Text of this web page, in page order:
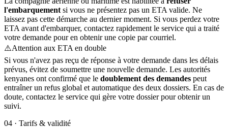
l'embarquement si vous ne présentez pas un ETA valide. Ne
laissez pas cette démarche au dernier moment. Si vous perdez votre
ETA avant d'embarquer, contactez rapidement le service qui a traité
votre demande pour en obtenir une copie par courriel.
⚠️Attention aux ETA en double
Si vous n'avez pas reçu de réponse à votre demande dans les délais
prévus, évitez de soumettre une nouvelle demande. Les autorités
kenyanes ont confirmé que le doublement des demandes peut
entraîner un refus global et automatique des deux dossiers. En cas de
doute, contactez le service qui gère votre dossier pour obtenir un
suivi.
04 · Tarifs & validité